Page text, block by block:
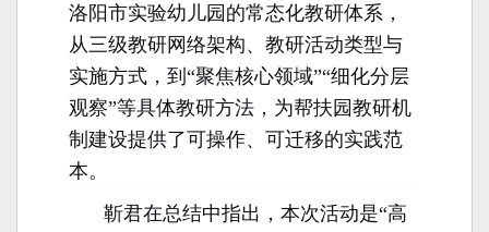
洛阳市实验幼儿园的常态化教研体系，
从三级教研网络架构、教研活动类型与
实施方式，到“聚焦核心领域”“细化分层
观察”等具体教研方法，为帮扶园教研机
制建设提供了可操作、可迁移的实践范
本。
靳君在总结中指出，本次活动是“高